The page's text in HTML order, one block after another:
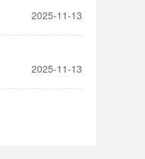
2025-11-13
2025-11-13